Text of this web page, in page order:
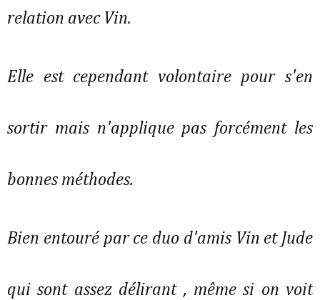
relation avec Vin.
Elle est cependant volontaire pour s'en
sortir mais n'applique pas forcément les
bonnes méthodes.
Bien entouré par ce duo d'amis Vin et Jude
qui sont assez délirant , même si on voit